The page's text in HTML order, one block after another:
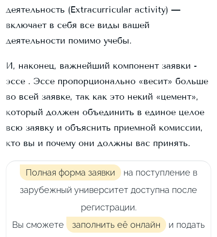
деятельность (Extracurricular activity) —
включает в себя все виды вашей
деятельности помимо учебы.
И, наконец, важнейший компонент заявки -
эссе . Эссе пропорционально «весит» больше
во всей заявке, так как это некий «цемент»,
который должен объединить в единое целое
всю заявку и объяснить приемной комиссии,
кто вы и почему они должны вас принять.
Полная форма заявки
на поступление в
зарубежный университет доступна после
регистрации.
Вы сможете
заполнить её онлайн
и подать